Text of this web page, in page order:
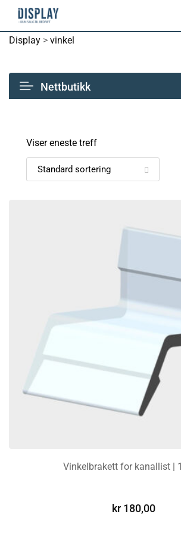
Display > vinkel
Nettbutikk
Viser eneste treff
Vinkelbrakett for kanallist |
kr180,00